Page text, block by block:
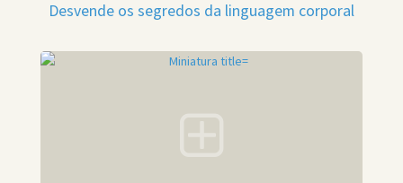
Desvende os segredos da linguagem corporal